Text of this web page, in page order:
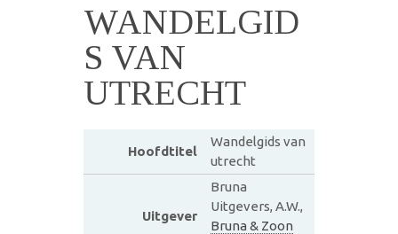
WANDELGID
S VAN
UTRECHT
Hoofdtitel
Wandelgids van
utrecht
Uitgever
Bruna
Uitgevers, A.W.,
Bruna & Zoon